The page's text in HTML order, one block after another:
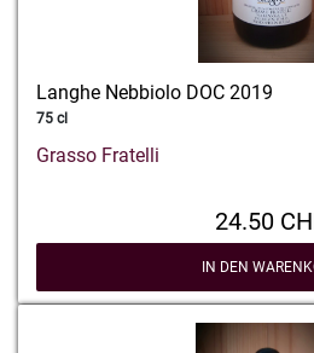
Langhe Nebbiolo DOC 2019
75 cl
Grasso Fratelli
24.50
IN DEN